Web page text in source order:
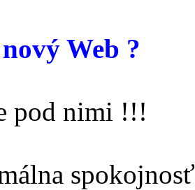
Web ?
pod nimi !!!
spokojnosť